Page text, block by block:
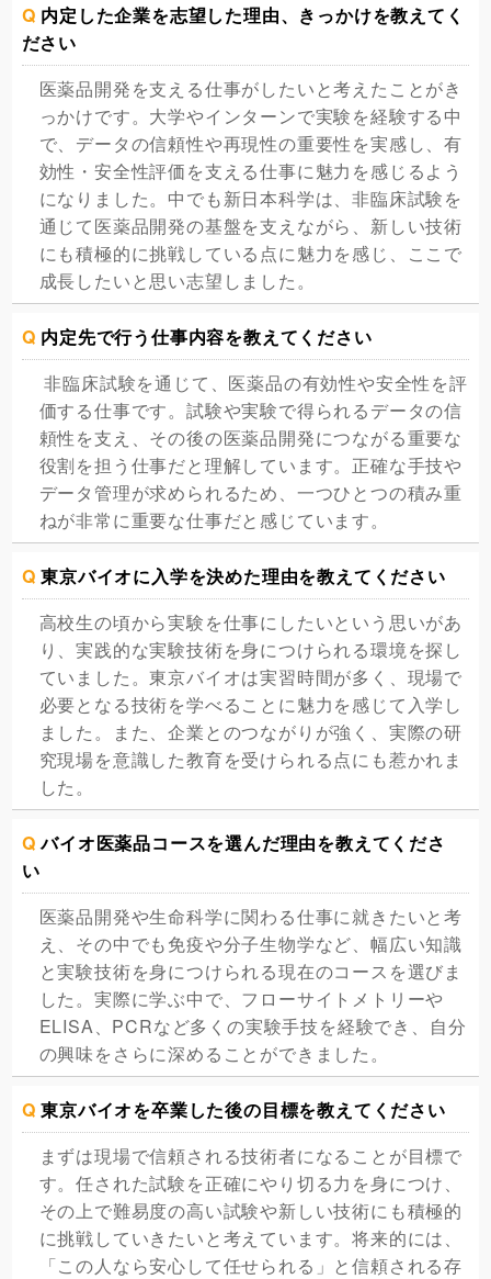
Q 内定した企業を志望した理由、きっかけを教えてく
ださい
医薬品開発を支える仕事がしたいと考えたことがき
っかけです。大学やインターンで実験を経験する中
で、データの信頼性や再現性の重要性を実感し、有
効性・安全性評価を支える仕事に魅力を感じるよう
になりました。中でも新日本科学は、非臨床試験を
通じて医薬品開発の基盤を支えながら、新しい技術
にも積極的に挑戦している点に魅力を感じ、ここで
成長したいと思い志望しました。
Q 内定先で行う仕事内容を教えてください
非臨床試験を通じて、医薬品の有効性や安全性を評
価する仕事です。試験や実験で得られるデータの信
頼性を支え、その後の医薬品開発につながる重要な
役割を担う仕事だと理解しています。正確な手技や
データ管理が求められるため、一つひとつの積み重
ねが非常に重要な仕事だと感じています。
Q東京バイオに入学を決めた理由を教えてください
高校生の頃から実験を仕事にしたいという思いがあ
り、実践的な実験技術を身につけられる環境を探し
ていました。東京バイオは実習時間が多く、現場で
必要となる技術を学べることに魅力を感じて入学し
ました。また、企業とのつながりが強く、実際の研
究現場を意識した教育を受けられる点にも惹かれま
した。
Qバイオ医薬品コースを選んだ理由を教えてくださ
い
医薬品開発や生命科学に関わる仕事に就きたいと考
え、その中でも免疫や分子生物学など、幅広い知識
と実験技術を身につけられる現在のコースを選びま
した。実際に学ぶ中で、フローサイトメトリーや
ELISA、PCRなど多くの実験手技を経験でき、自分
の興味をさらに深めることができました。
Q東京バイオを卒業した後の目標を教えてください
まずは現場で信頼される技術者になることが目標で
す。任された試験を正確にやり切る力を身につけ、
その上で難易度の高い試験や新しい技術にも積極的
に挑戦していきたいと考えています。将来的には、
「この人なら安心して任せられる」と信頼される存